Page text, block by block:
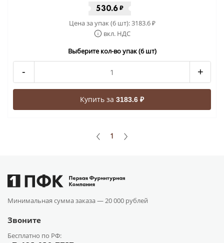
530.6 ₽
Цена за упак (6 шт):3183.6₽
вкл. НДС
Выберите кол-во упак (6 шт)
- +
Купить за 3183.6 ₽
1
Минимальная сумма заказа —20 000 рублей
Звоните
Бесплатно по РФ: